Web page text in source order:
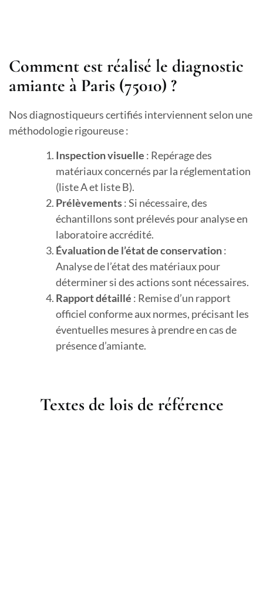
Comment est réalisé le diagnostic
amiante à Paris (75010) ?
Nos diagnostiqueurs certifiés interviennent selon une
méthodologie rigoureuse :
Inspection visuelle : Repérage des
matériaux concernés par la réglementation
(liste A et liste B).
Prélèvements: Si nécessaire, des
échantillons sont prélevés pour analyse en
laboratoire accrédité.
Évaluation de l’état de conservation:
Analyse de l’état des matériaux pour
déterminer si des actions sont nécessaires.
Rapport détaillé : Remise d’un rapport
officiel conforme aux normes, précisant les
éventuelles mesures à prendre en cas de
présence d’amiante.
Textes de lois de référence